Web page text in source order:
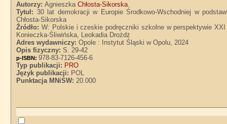
Autorzy:AgnieszkaChłosta-Sikorska.
Tytuł: 30 lat demokracji w Europie Środkowo-Wschodniej w
Chłosta-Sikorska
Źródło:W: Polskie i czeskie podręczniki szkolne w perspektywie
Konieczka-Śliwińska, Leokadia Drożdż
Adres wydawniczy:Opole : Instytut Śląski w Opolu, 2024
Opis fizyczny:S. 29-42
p-ISBN:978-83-7126-456-6
Typ publikacji: PRO
Język publikacji: POL
Punktacja MNiSW:20.000